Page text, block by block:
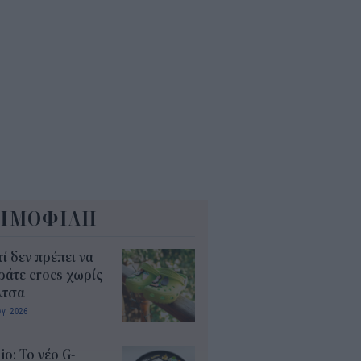
δεν πρέπει να
crocs χωρίς
2026
Το νέο G-